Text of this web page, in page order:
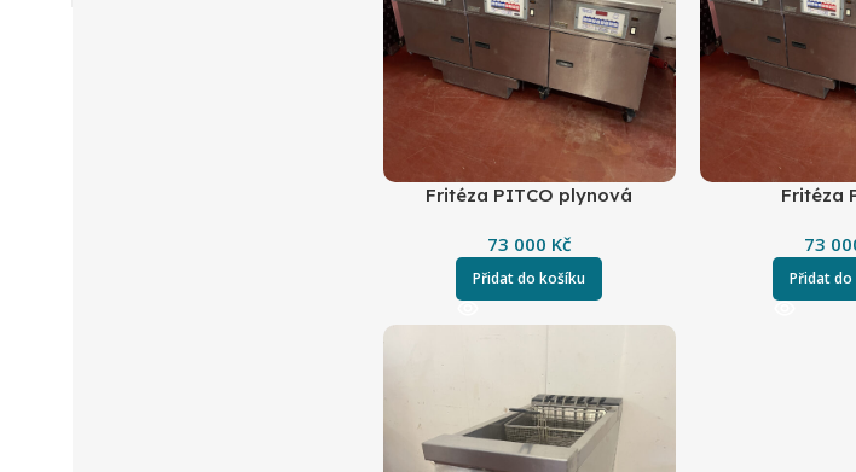
Fritéza PITCO plynová
73 000 Kč
Přidat do košíku
Fritéza
73
Přidat